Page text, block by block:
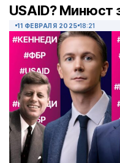
USAID?
11 ФЕВРАЛЯ 2025 18:21